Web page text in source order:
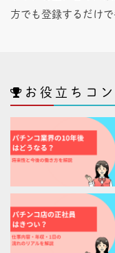
方でも登録するだけ
お役立ちコ